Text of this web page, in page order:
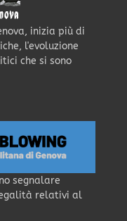
inizia più di
l'evoluzione
che si sono
segnalare
relativi al